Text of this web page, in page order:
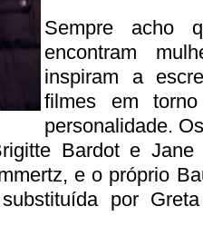
Sempre acho
encontram
inspiram a
filmes em
personalidade.
Bardot e Jane
e o próprio
por